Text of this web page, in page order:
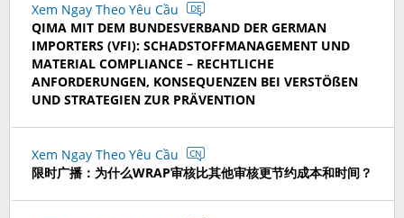
Xem Ngay Theo Yêu Cầu DE
QIMA MIT DEM BUNDESVERBAND DER GERMAN
IMPORTERS (VFI): SCHADSTOFFMANAGEMENT UND
MATERIAL COMPLIANCE – RECHTLICHE
ANFORDERUNGEN, KONSEQUENZEN BEI VERSTÖßEN
UND STRATEGIEN ZUR PRÄVENTION
Xem Ngay Theo Yêu Cầu CN
限时广播：为什么WRAP审核比其他审核更节约成本和时间？